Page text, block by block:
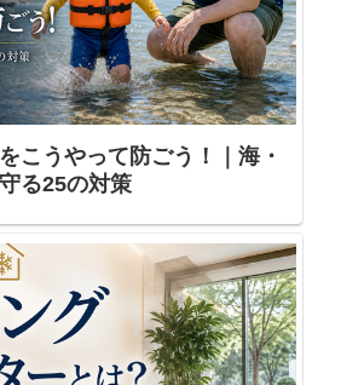
こうやって防ごう！｜海・
る25の対策